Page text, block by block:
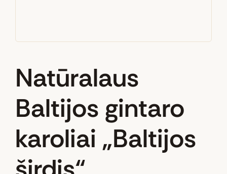
Natūralaus
Baltijos gintaro
karoliai „Baltijos